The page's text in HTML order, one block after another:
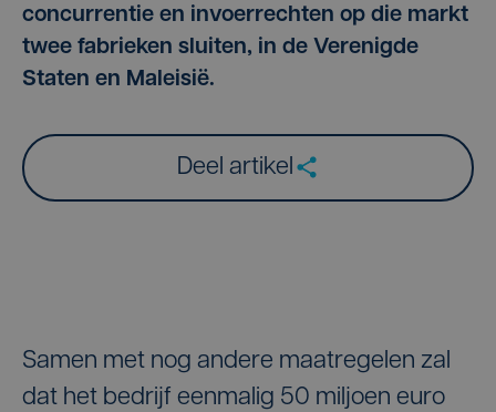
concurrentie en invoerrechten op die markt
twee fabrieken sluiten, in de Verenigde
Staten en Maleisië.
Deel artikel
Samen met nog andere maatregelen zal
dat het bedrijf eenmalig 50 miljoen euro